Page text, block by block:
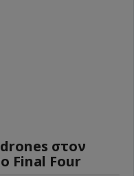
στον
Final Four